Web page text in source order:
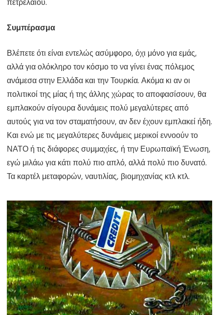
Συμπέρασμα
Βλέπετε ότι είναι εντελώς ασύμφορο, όχι μόνο για εμάς,
αλλά για ολόκληρο τον κόσμο το να γίνει ένας πόλεμος
ανάμεσα στην Ελλάδα και την Τουρκία. Ακόμα κι αν οι
πολιτικοί της μίας ή της άλλης χώρας το αποφασίσουν, θα
εμπλακούν σίγουρα δυνάμεις πολύ μεγαλύτερες από
αυτούς για να τον σταματήσουν, αν δεν έχουν εμπλακεί ήδη.
Και ενώ με τις μεγαλύτερες δυνάμεις μερικοί εννοούν το
ΝΑΤΟ ή τις διάφορες συμμαχίες, ή την Ευρωπαϊκή Ένωση,
εγώ μιλάω για κάτι πολύ πιο απλό, αλλά πολύ πιο δυνατό.
Τα καρτέλ μεταφορών, ναυτιλίας, βιομηχανίας κτλ κτλ.